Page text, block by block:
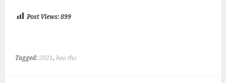
Post Views: 899
Tagged:2021,hoạ thơ